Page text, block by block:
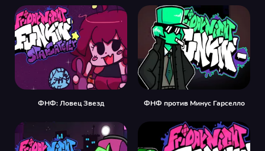
ФНФ: Ловец Звезд ФНФ против Минус Гарселло